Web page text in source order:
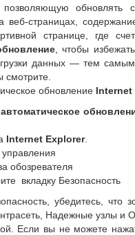
обновлять
веб-страницах,
странице, где
, чтобы
данных — тем
смотрите.
обновление Internet
автоматическое
Internet Explorer.
обозревателя
вкладку Безопасность
убедитесь, что
Надежные узлы и
Если вы не можете